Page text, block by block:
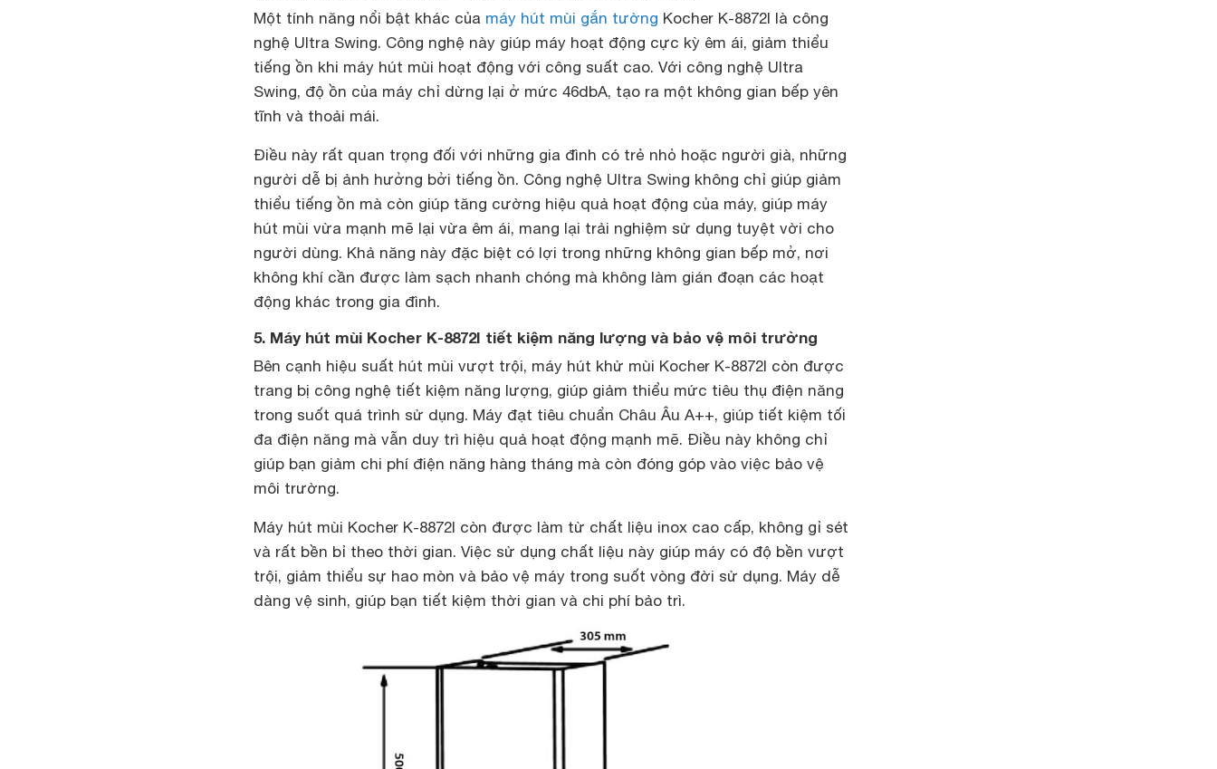
Một tính năng nổi bật khác của máy hút mùi gắn tường Kocher K-8872I là công
nghệ Ultra Swing. Công nghệ này giúp máy hoạt động cực kỳ êm ái, giảm thiểu
tiếng ồn khi máy hút mùi hoạt động với công suất cao. Với công nghệ Ultra
Swing, độ ồn của máy chỉ dừng lại ở mức 46dbA, tạo ra một không gian bếp yên
tĩnh và thoải mái.
Điều này rất quan trọng đối với những gia đình có trẻ nhỏ hoặc người già, những
người dễ bị ảnh hưởng bởi tiếng ồn. Công nghệ Ultra Swing không chỉ giúp giảm
thiểu tiếng ồn mà còn giúp tăng cường hiệu quả hoạt động của máy, giúp máy
hút mùi vừa mạnh mẽ lại vừa êm ái, mang lại trải nghiệm sử dụng tuyệt vời cho
người dùng. Khả năng này đặc biệt có lợi trong những không gian bếp mở, nơi
không khí cần được làm sạch nhanh chóng mà không làm gián đoạn các hoạt
động khác trong gia đình.
5. Máy hút mùi Kocher K-8872I tiết kiệm năng lượng và bảo vệ môi trường
Bên cạnh hiệu suất hút mùi vượt trội, máy hút khử mùi Kocher K-8872I còn được
trang bị công nghệ tiết kiệm năng lượng, giúp giảm thiểu mức tiêu thụ điện năng
trong suốt quá trình sử dụng. Máy đạt tiêu chuẩn Châu Âu A++, giúp tiết kiệm tối
đa điện năng mà vẫn duy trì hiệu quả hoạt động mạnh mẽ. Điều này không chỉ
giúp bạn giảm chi phí điện năng hàng tháng mà còn đóng góp vào việc bảo vệ
môi trường.
Máy hút mùi Kocher K-8872I còn được làm từ chất liệu inox cao cấp, không gỉ sét
và rất bền bỉ theo thời gian. Việc sử dụng chất liệu này giúp máy có độ bền vượt
trội, giảm thiểu sự hao mòn và bảo vệ máy trong suốt vòng đời sử dụng. Máy dễ
dàng vệ sinh, giúp bạn tiết kiệm thời gian và chi phí bảo trì.